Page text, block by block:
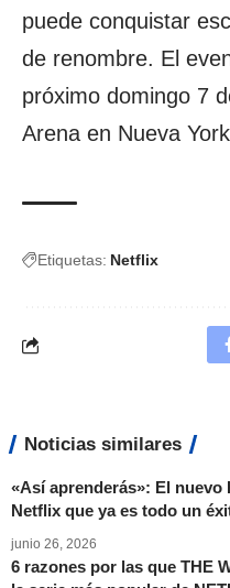
puede conquistar
de renombre. El
próximo domingo 7
Arena en Nueva
Etiquetas: Netflix
Noticias similares
«Así aprenderás»: El nuevo
Netflix que ya es todo un
junio 26, 2026
6 razones por las que THE